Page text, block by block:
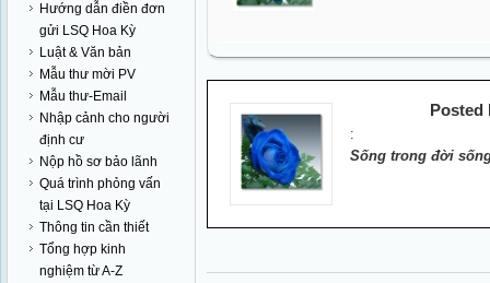
Hướng dẫn điền đơn
gửi LSQ Hoa Kỳ
Luật & Văn bản
Mẫu thư mời PV
Mẫu thư-Email
Nhập cảnh cho người
định cư
Nộp hồ sơ bảo lãnh
Quá trình phỏng vấn
tại LSQ Hoa Kỳ
Thông tin cần thiết
Tổng hợp kinh
nghiệm từ A-Z
Posted
:
Sống trong đời